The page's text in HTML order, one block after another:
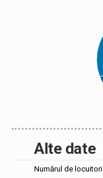
Alte date
Numărul de locuitori